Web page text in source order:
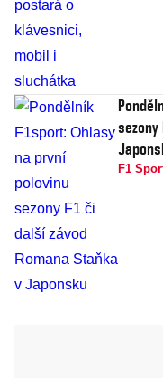
sezony
F1